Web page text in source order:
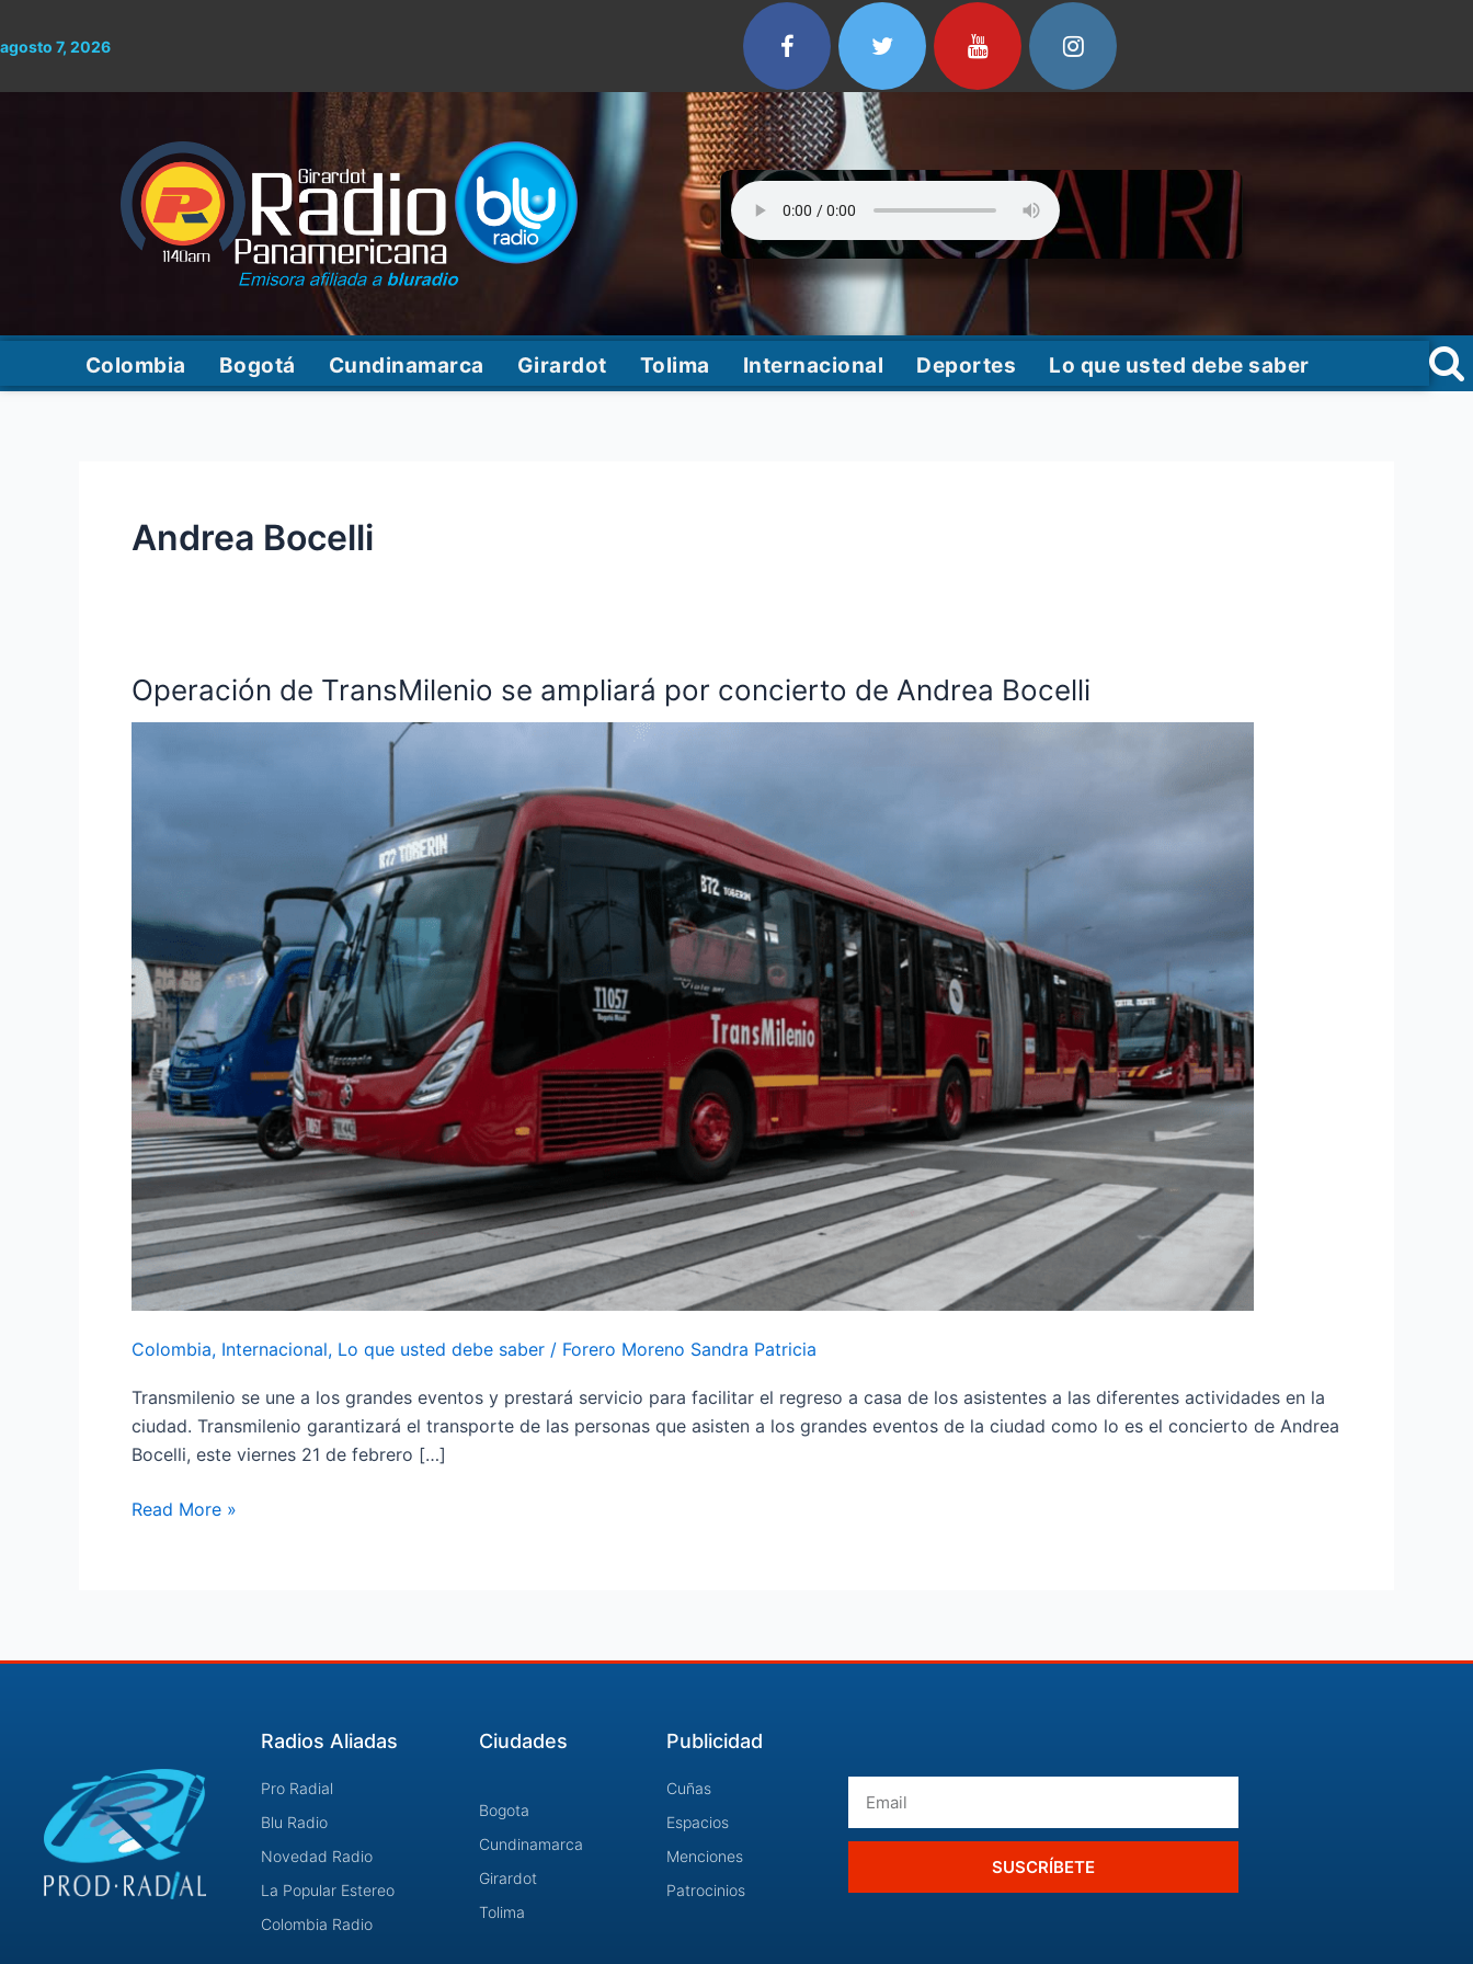
al
agosto 7, 2026
Colombia Bogotá Cundinamarca Girardot Tolima Internacional Deportes Lo que usted debe saber
Andrea Bocelli
Operación de TransMilenio se ampliará por concierto de Andrea Bocelli
Colombia, Internacional, Lo que usted debe saber / Forero Moreno Sandra Patricia
Transmilenio se une a los grandes eventos y prestará servicio para facilitar el regreso a casa de los asistentes a las diferentes actividades en la
ciudad. Transmilenio garantizará el transporte de las personas que asisten a los grandes eventos de la ciudad como lo es el concierto de Andrea
Bocelli, este viernes 21 de febrero […]
Operación
Andrea
Read More »
Radios Aliadas
Pro Radial
Blu Radio
Novedad Radio
La Popular Estereo
Colombia Radio
Ciudades
Bogota
Cundinamarca
Girardot
Tolima
Publicidad
Cuñas
Espacios
Menciones
Patrocinios
SUSCRÍBETE